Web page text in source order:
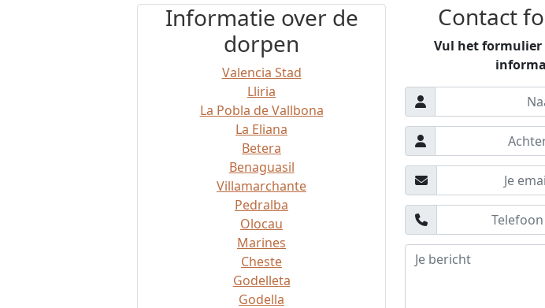
Informatie over de
dorpen
Valencia Stad
Lliria
La Pobla de Vallbona
La Eliana
Betera
Benaguasil
Villamarchante
Pedralba
Olocau
Marines
Cheste
Godelleta
Godella
Contact
Vul het formulier